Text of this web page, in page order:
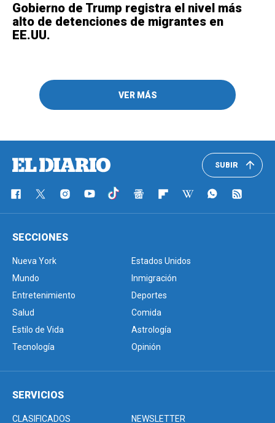
Gobierno de Trump registra el nivel más
alto de detenciones de migrantes en
EE.UU.
VER MÁS
SUBIR
SECCIONES
Nueva York
Estados Unidos
Mundo
Inmigración
Entretenimiento
Deportes
Salud
Comida
Estilo de Vida
Astrología
Tecnología
Opinión
SERVICIOS
CLASIFICADOS NEWSLETTER